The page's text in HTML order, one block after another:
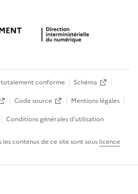
totalement conforme
Schéma
Code source
Mentions légales
Conditions générales d’utilisation
contenus de ce site sont sous licence